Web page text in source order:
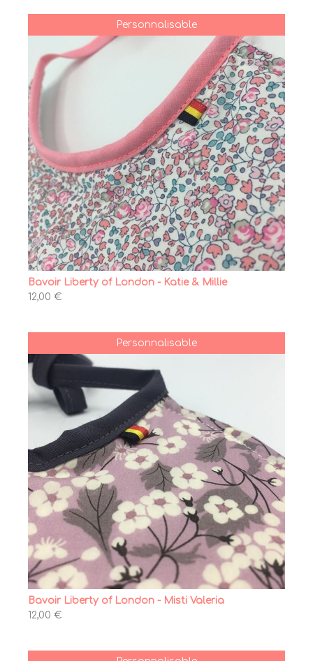
Personnalisable
Bavoir Liberty of London - Katie & Millie
12,00 €
Personnalisable
Bavoir Liberty of London - Misti Valeria
12,00 €